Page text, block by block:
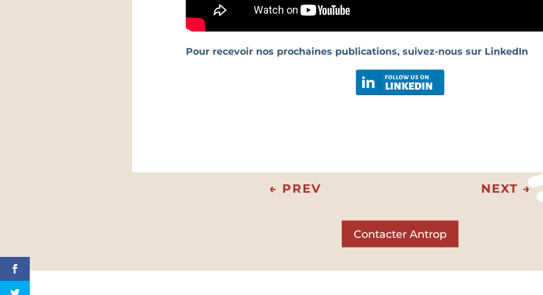
Pour recevoir nos prochaines publications, suivez-nous sur LinkedIn
← PREV NEXT →
Contacter Antrop